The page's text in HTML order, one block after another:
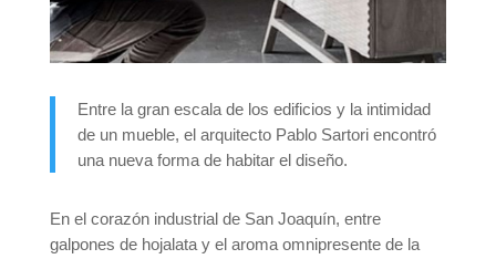
Entre la gran escala de los edificios y la intimidad
de un mueble, el arquitecto Pablo Sartori encontró
una nueva forma de habitar el diseño.
En el corazón industrial de San Joaquín, entre
galpones de hojalata y el aroma omnipresente de la